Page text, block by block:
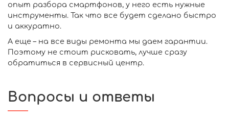
опыт разбора смартфонов, у него есть нужные
инструменты. Так что все будет сделано быстро
и аккуратно.
А еще – на все виды ремонта мы даем гарантии.
Поэтому не стоит рисковать, лучше сразу
обратиться в сервисный центр.
Вопросы и ответы